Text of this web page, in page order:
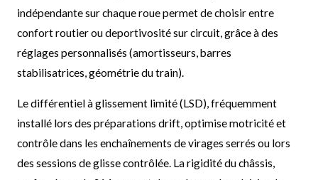
indépendante sur chaque roue permet de choisir entre
confort routier ou deportivosité sur circuit, grâce à des
réglages personnalisés (amortisseurs, barres
stabilisatrices, géométrie du train).
Le différentiel à glissement limité (LSD), fréquemment
installé lors des préparations drift, optimise motricité et
contrôle dans les enchaînements de virages serrés ou lors
des sessions de glisse contrôlée. La rigidité du châssis,